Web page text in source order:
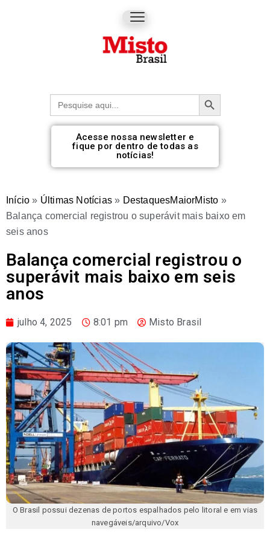
Procurar: Botão de pesquisa
Acesse nossa newsletter e
fique por dentro de todas as
notícias!
Início » Últimas Notícias » DestaquesMaiorMisto »
Balança comercial registrou o superávit mais baixo em
seis anos
Balança comercial registrou o
superávit mais baixo em seis
anos
julho 4, 2025 8:01 pm Misto Brasil
O Brasil possui dezenas de portos espalhados pelo litoral e em vias
navegáveis/arquivo/Vox